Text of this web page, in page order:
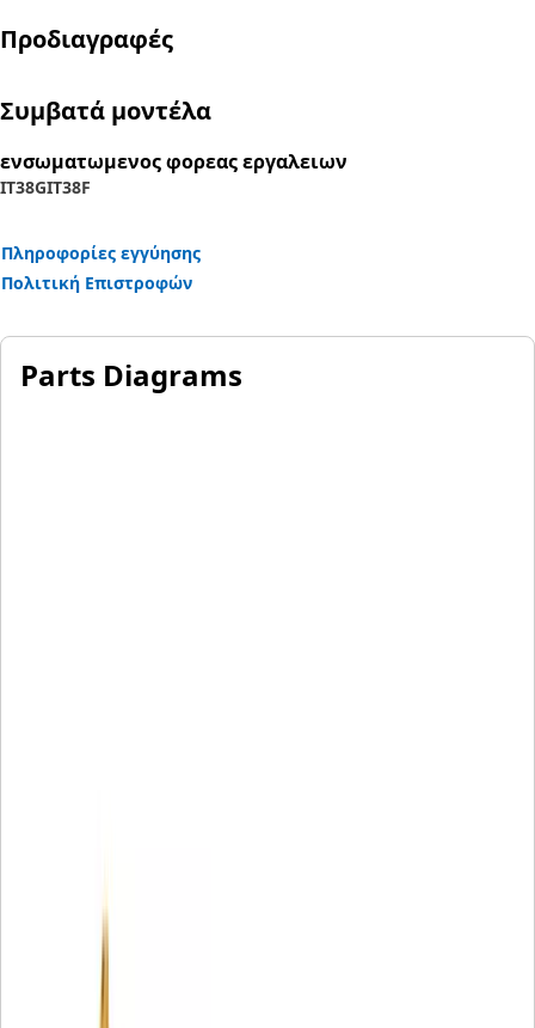
Προδιαγραφές
Συμβατά μοντέλα
ενσωματωμενος φορεας εργαλειων
IT38GIT38F
Πληροφορίες εγγύησης
Πολιτική Επιστροφών
Parts Diagrams